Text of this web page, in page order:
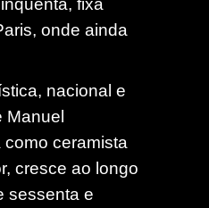
fixa
onde ainda
nacional e
Manuel
como ceramista
cresce ao longo
sessenta e